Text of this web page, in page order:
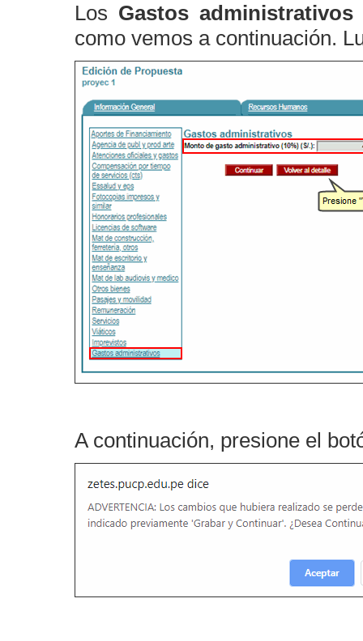
Los Gastos administrativos
como vemos a continuación.
A continuación, presione el